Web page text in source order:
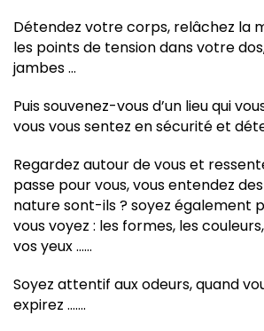
Détendez votre corps, relâchez la
les points de tension dans votre
jambes …
Puis souvenez-vous d’un lieu qui
vous vous sentez en sécurité et
Regardez autour de vous et
passe pour vous, vous entendez
nature sont-ils ? soyez également
vous voyez : les formes, les
vos yeux ……
Soyez attentif aux odeurs, quand
expirez …….